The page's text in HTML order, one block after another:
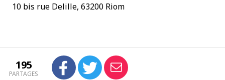
10 bis rue Delille, 63200 Riom
195
PARTAGES